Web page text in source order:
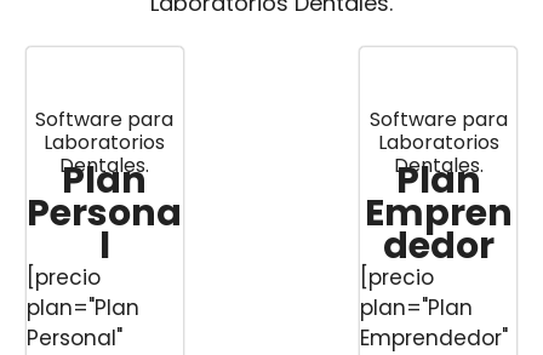
Software para
Laboratorios
Dentales.
Plan
Persona
l
[precio
plan="Plan
Personal"
Software para
Laboratorios
Dentales.
Plan
Empren
dedor
[precio
plan="Plan
Emprendedor"